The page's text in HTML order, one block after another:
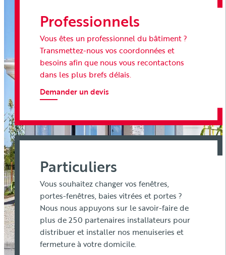
Professionnels
Vous êtes un professionnel du bâtiment ?
Transmettez-nous vos coordonnées et
besoins afin que nous vous recontactons
dans les plus brefs délais.
Demander un devis
Particuliers
Vous souhaitez changer vos fenêtres,
portes-fenêtres, baies vitrées et portes ?
Nous nous appuyons sur le savoir-faire de
plus de 250 partenaires installateurs pour
distribuer et installer nos menuiseries et
fermeture à votre domicile.